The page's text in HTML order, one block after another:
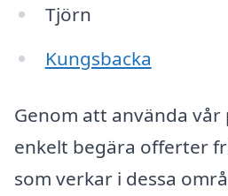
Tjörn
Kungsbacka
Genom att använda
enkelt begära offerter
som verkar i dessa